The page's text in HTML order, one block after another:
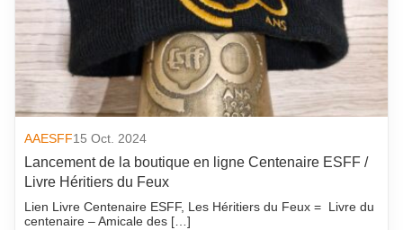
AAESFF15 Oct. 2024
Lancement de la boutique en ligne Centenaire ESFF /
Livre Héritiers du Feux
Lien Livre Centenaire ESFF, Les Héritiers du Feux = Livre du
centenaire – Amicale des […]